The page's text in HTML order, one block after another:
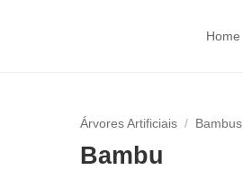
Home
Árvores Artificiais / Bambus
Bambu